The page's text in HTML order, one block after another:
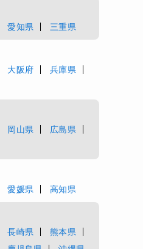
愛知県 三重県
大阪府
兵庫県
岡山県
広島県
愛媛県 高知県
長崎県
熊本県